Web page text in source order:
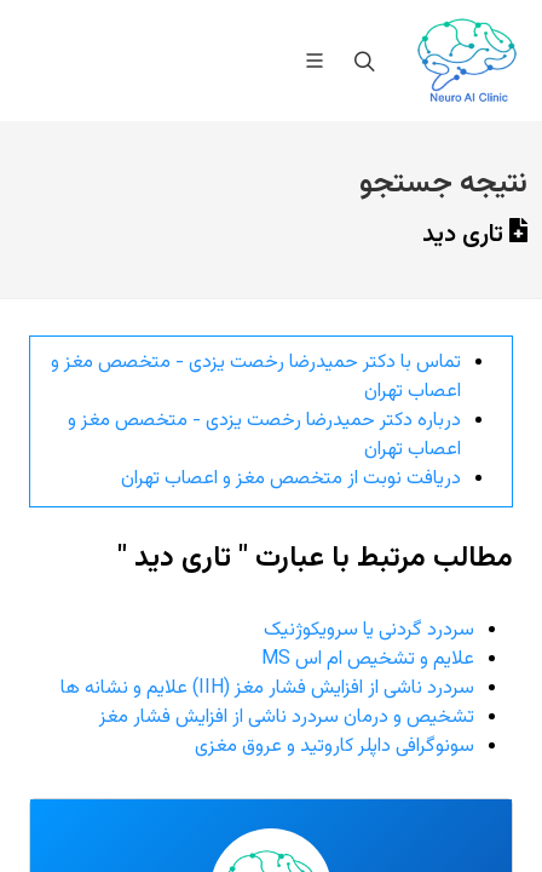
نتیجه جستجو
تاری دید
تماس با دکتر حمیدرضا رخصت یزدی - متخصص مغز و
اعصاب تهران
درباره دکتر حمیدرضا رخصت یزدی - متخصص مغز و
اعصاب تهران
دریافت نوبت از متخصص مغز و اعصاب تهران
مطالب مرتبط با عبارت " تاری دید "
سردرد گردنی یا سرویکوژنیک
علایم و تشخیص ام اس MS
سردرد ناشی از افزایش فشار مغز (IIH) علایم و نشانه ها
تشخیص و درمان سردرد ناشی از افزایش فشار مغز
سونوگرافی داپلر کاروتید و عروق مغزی